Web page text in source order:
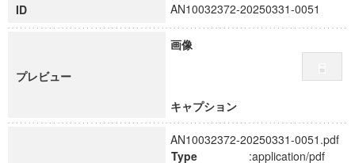
博士課程教育リーディングプログラム「超成熟社会発展のサ
学術雑誌掲載論文等(8)
ID AN10032372-20250331-0051
プレビュー
画像
キャプション
AN10032372-20250331-0051.pdf
Type
:application/pdf